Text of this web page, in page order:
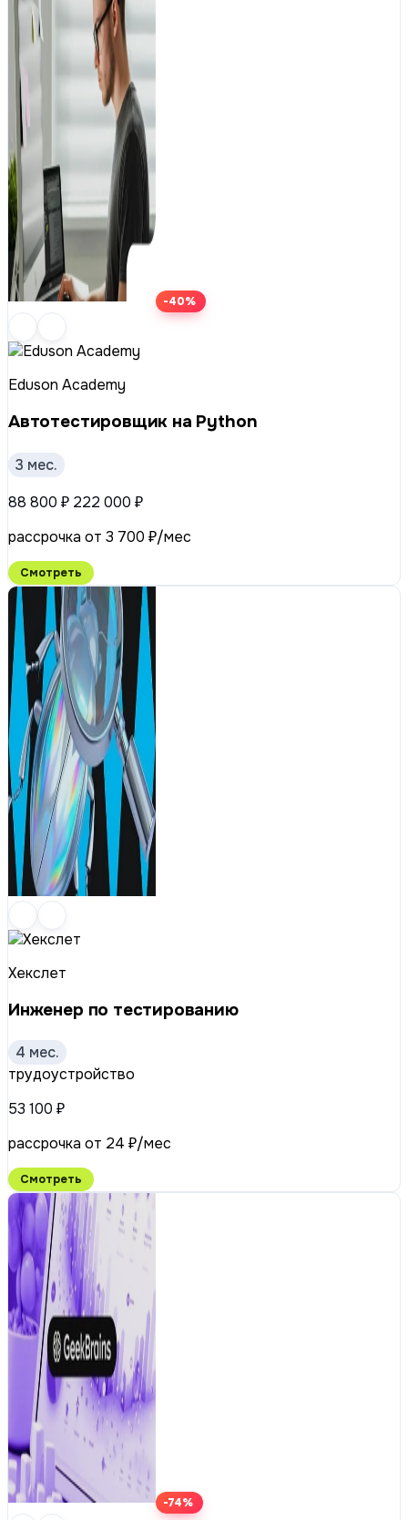
-40%
Eduson Academy
Автотестировщик на Python
3 мес.
88 800 ₽ 222 000 ₽
рассрочка от 3 700 ₽/мес
Смотреть
Хекслет
Инженер по тестированию
4 мес.
трудоустройство
53 100 ₽
рассрочка от 24 ₽/мес
Смотреть
-74%